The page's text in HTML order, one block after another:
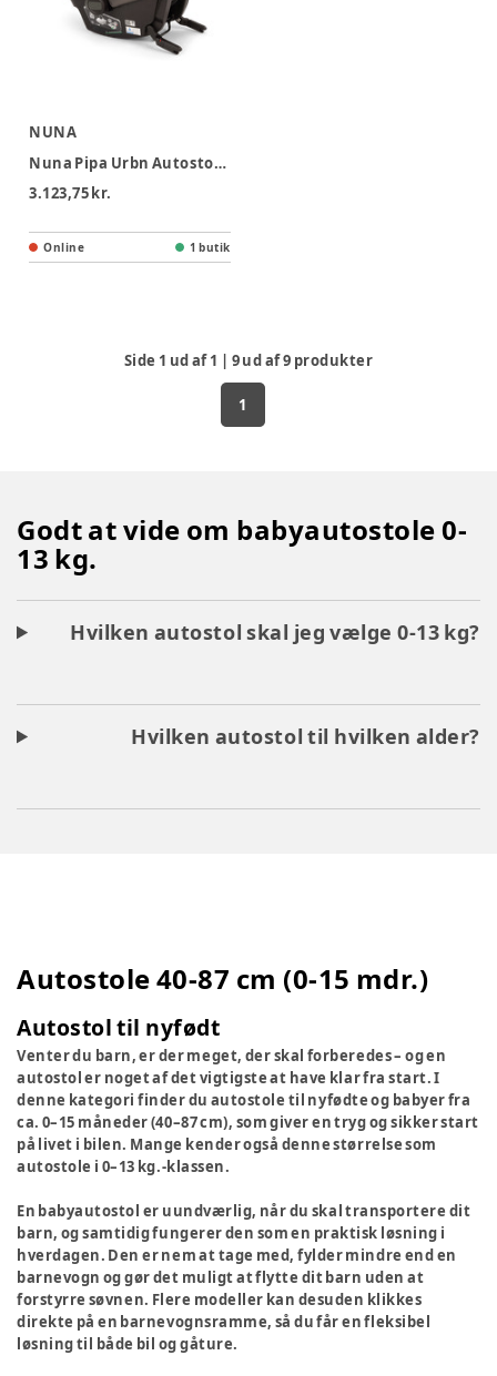
NUNA
Nuna Pipa Urbn Autostol - Thunder
3.123,75 kr.
Online 1 butik
Side 1 ud af1 | 9ud af9 produkter
1
Godt at vide om babyautostole 0-
13 kg.
Hvilken autostol skal jeg vælge 0-13 kg?
Hvilken autostol til hvilken alder?
Autostole 40-87 cm (0-15 mdr.)
Autostol til nyfødt
Venter du barn, er der meget, der skal forberedes – og en
autostol er noget af det vigtigste at have klar fra start. I
denne kategori finder du autostole til nyfødte og babyer fra
ca. 0–15 måneder (40–87 cm), som giver en tryg og sikker start
på livet i bilen. Mange kender også denne størrelse som
autostole i 0–13 kg.-klassen.
En babyautostol er uundværlig, når du skal transportere dit
barn, og samtidig fungerer den som en praktisk løsning i
hverdagen. Den er nem at tage med, fylder mindre end en
barnevogn og gør det muligt at flytte dit barn uden at
forstyrre søvnen. Flere modeller kan desuden klikkes
direkte på en barnevognsramme, så du får en fleksibel
løsning til både bil og gåture.